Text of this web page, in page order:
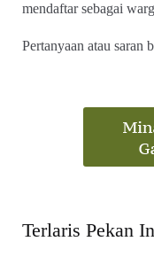
mendaftar sebagai
Pertanyaan atau saran
Terlaris Pekan